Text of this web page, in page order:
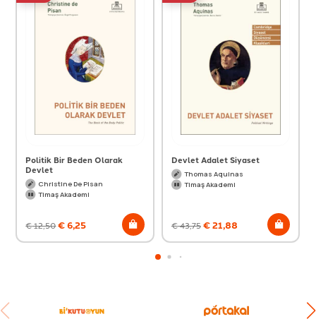
Politik Bir Beden Olarak
Devlet
Christine De Pisan
Timaş Akademi
€12,50€6,25
Devlet Adalet Siyaset
Thomas Aquinas
Timaş Akademi
€43,75€21,88